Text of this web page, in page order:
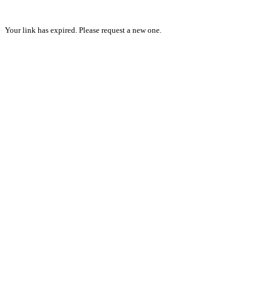
Your link has expired. Please request a new one.